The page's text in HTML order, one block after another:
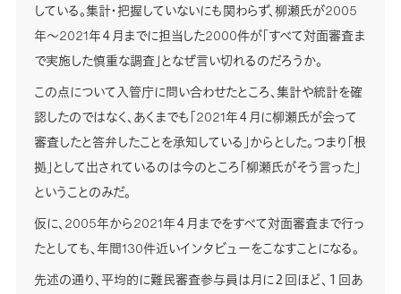
している。集計・把握していないにも関わらず、柳瀬氏が2005
年～2021年４月までに担当した2000件が「すべて対面審査ま
で実施した慎重な調査」となぜ言い切れるのだろうか。
この点について入管庁に問い合わせたところ、集計や統計を確
認したのではなく、あくまでも「2021年４月に柳瀬氏が会って
審査したと答弁したことを承知している」からとした。つまり「根
拠」として出されているのは今のところ「柳瀬氏がそう言った」
ということのみだ。
仮に、2005年から2021年４月までをすべて対面審査まで行っ
たとしても、年間130件近いインタビューをこなすことになる。
先述の通り、平均的に難民審査参与員は月に２回ほど、１回あ